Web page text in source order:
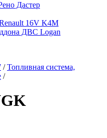
Дастер
16V K4M
ДВС Logan
/ Топливная система,
/